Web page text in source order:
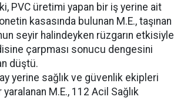
PVC üretimi yapan bir iş yerine ait
kasasında bulunan M.E., taşınan
seyir halindeyken rüzgarın etkisiyle
çarpması sonucu dengesini
düştü.
yerine sağlık ve güvenlik ekipleri
M.E., 112 Acil Sağlık